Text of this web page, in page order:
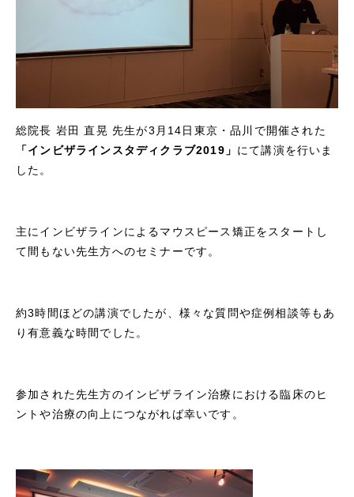
総院長 岩田 直晃 先生が3月14日東京・品川で開催された
「インビザラインスタディクラブ2019」 にて講演を行いま
した。
主にインビザラインによるマウスピース矯正をスタートし
て間もない先生方へのセミナーです。
約3時間ほどの講演でしたが、様々な質問や症例相談等もあ
り有意義な時間でした。
参加された先生方のインビザライン治療における臨床のヒ
ントや治療の向上につながれば幸いです。